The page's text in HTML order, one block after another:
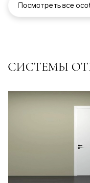
Посмотреть все
СИСТЕМЫ